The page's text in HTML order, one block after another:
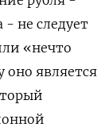
- не следует
«нечто
оно является